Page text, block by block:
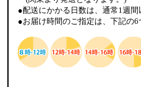
●配送にかかる日数は、通常1週
●お届け時間のご指定は、下記の